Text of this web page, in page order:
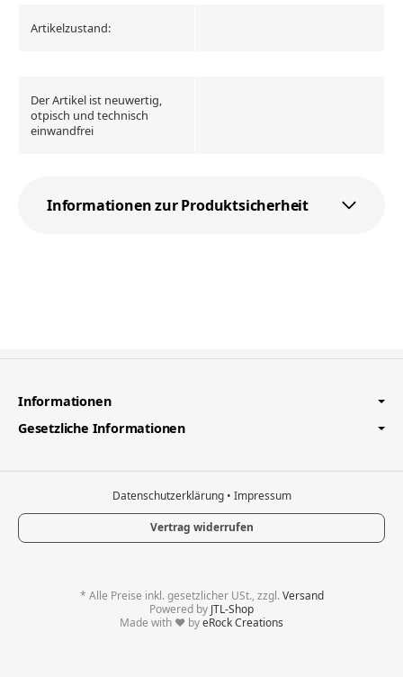
Artikelzustand:
Der Artikel ist neuwertig,
otpisch und technisch
einwandfrei
Informationen zur Produktsicherheit
Informationen
Gesetzliche Informationen
Datenschutzerklärung • Impressum
Vertrag widerrufen
* Alle Preise inkl. gesetzlicher USt., zzgl.Versand
Powered by JTL-Shop
Made with ♥ byeRock Creations